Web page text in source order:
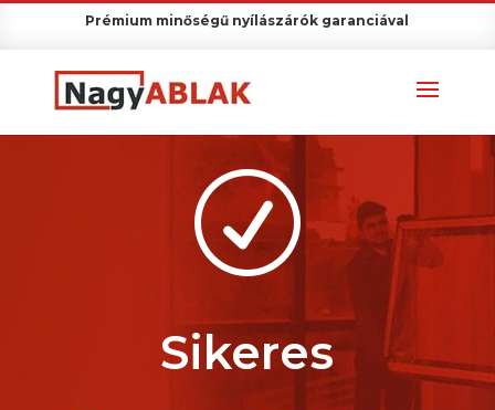
Prémium minőségű nyílászárók garanciával
R
Sikeres